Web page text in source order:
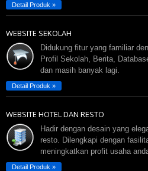
Detail Produk »
WEBSITE SEKOLAH
Didukung fitur yang familiar
Profil Sekolah, Berita,
dan masih banyak lagi.
Detail Produk »
WEBSITE HOTEL DAN RESTO
Hadir dengan desain yang
resto. Dilengkapi dengan
meningkatkan profit usaha
Detail Produk »